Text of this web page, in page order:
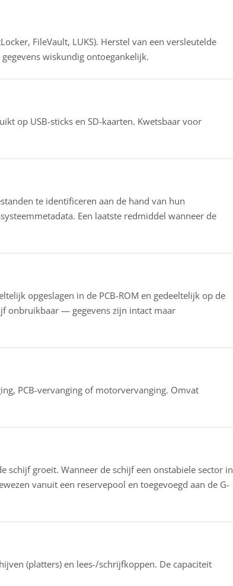
FileVault, LUKS). Herstel van een versleutelde
wiskundig ontoegankelijk.
op USB-sticks en SD-kaarten. Kwetsbaar voor
te identificeren aan de hand van hun
Een laatste redmiddel wanneer de
opgeslagen in de PCB-ROM en gedeeltelijk op de
onbruikbaar — gegevens zijn intact maar
PCB-vervanging of motorvervanging. Omvat
schijf groeit. Wanneer de schijf een onstabiele sector in
vanuit een reservepool en toegevoegd aan de G-
(platters) en lees-/schrijfkoppen. De capaciteit